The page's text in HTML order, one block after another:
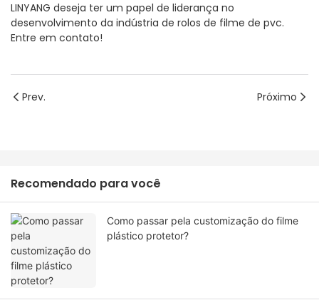
LINYANG deseja ter um papel de liderança no
desenvolvimento da indústria de rolos de filme de pvc.
Entre em contato!
Prev. Próximo
Recomendado para você
Como passar pela customização do filme
plástico protetor?